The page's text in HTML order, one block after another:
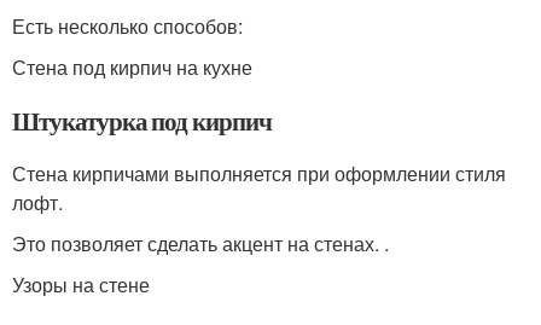
Есть несколько способов:
Стена под кирпич на кухне
Штукатурка под кирпич
Стена кирпичами выполняется при оформлении стиля
лофт.
Это позволяет сделать акцент на стенах. .
Узоры на стене